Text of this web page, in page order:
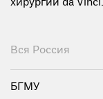
хирургии da Vinci.
Вся Россия
БГМУ